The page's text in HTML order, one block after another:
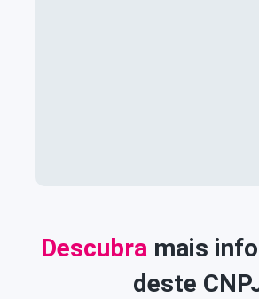
Descubramais
deste